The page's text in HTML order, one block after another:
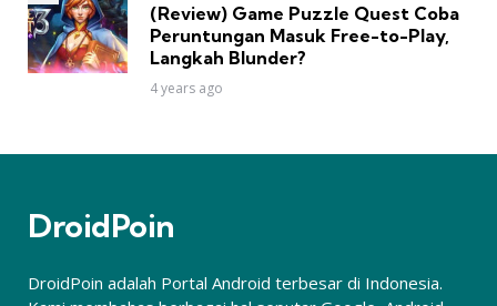
(Review) Game Puzzle Quest Coba
Peruntungan Masuk Free-to-Play,
Langkah Blunder?
4 years ago
DroidPoin
DroidPoin adalah Portal Android terbesar di Indonesia.